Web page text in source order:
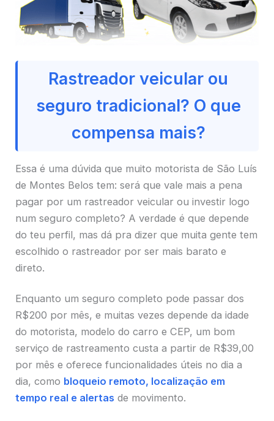
Rastreador veicular ou
seguro tradicional? O que
compensa mais?
Essa é uma dúvida que muito motorista de São Luís
de Montes Belos tem: será que vale mais a pena
pagar por um rastreador veicular ou investir logo
num seguro completo? A verdade é que depende
do teu perfil, mas dá pra dizer que muita gente tem
escolhido o rastreador por ser mais barato e
direto.
Enquanto um seguro completo pode passar dos
R$200 por mês, e muitas vezes depende da idade
do motorista, modelo do carro e CEP, um bom
serviço de rastreamento custa a partir de R$39,00
por mês e oferece funcionalidades úteis no dia a
dia, como bloqueio remoto, localização em
tempo real e alertas de movimento.